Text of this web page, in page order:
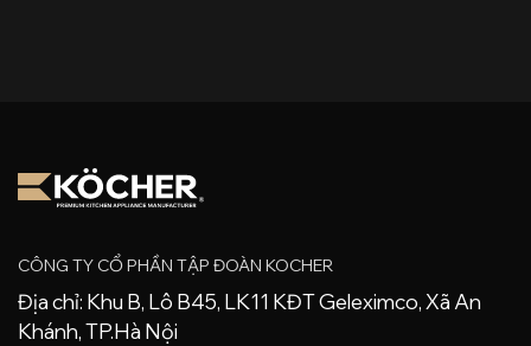
CÔNG TY CỔ PHẦN TẬP ĐOÀN KOCHER
Địa chỉ: Khu B, Lô B45, LK11 KĐT Geleximco, Xã An
Khánh, TP.Hà Nội